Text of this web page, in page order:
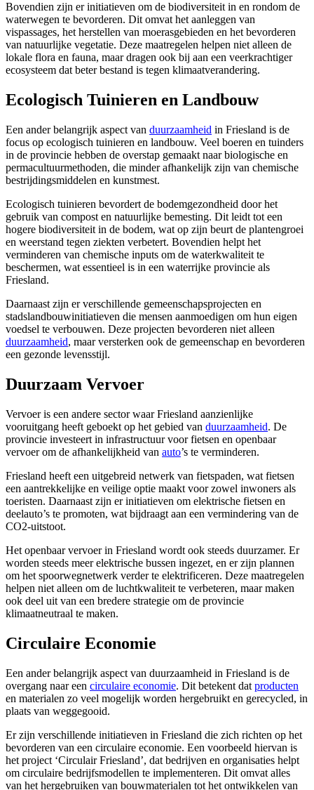
Bovendien zijn er initiatieven om de biodiversiteit in en rondom de
waterwegen te bevorderen. Dit omvat het aanleggen van
vispassages, het herstellen van moerasgebieden en het bevorderen
van natuurlijke vegetatie. Deze maatregelen helpen niet alleen de
lokale flora en fauna, maar dragen ook bij aan een veerkrachtiger
ecosysteem dat beter bestand is tegen klimaatverandering.
Ecologisch Tuinieren en Landbouw
Een ander belangrijk aspect van duurzaamheid in Friesland is de
focus op ecologisch tuinieren en landbouw. Veel boeren en tuinders
in de provincie hebben de overstap gemaakt naar biologische en
permacultuurmethoden, die minder afhankelijk zijn van chemische
bestrijdingsmiddelen en kunstmest.
Ecologisch tuinieren bevordert de bodemgezondheid door het
gebruik van compost en natuurlijke bemesting. Dit leidt tot een
hogere biodiversiteit in de bodem, wat op zijn beurt de plantengroei
en weerstand tegen ziekten verbetert. Bovendien helpt het
verminderen van chemische inputs om de waterkwaliteit te
beschermen, wat essentieel is in een waterrijke provincie als
Friesland.
Daarnaast zijn er verschillende gemeenschapsprojecten en
stadslandbouwinitiatieven die mensen aanmoedigen om hun eigen
voedsel te verbouwen. Deze projecten bevorderen niet alleen
duurzaamheid, maar versterken ook de gemeenschap en bevorderen
een gezonde levensstijl.
Duurzaam Vervoer
Vervoer is een andere sector waar Friesland aanzienlijke
vooruitgang heeft geboekt op het gebied van duurzaamheid. De
provincie investeert in infrastructuur voor fietsen en openbaar
vervoer om de afhankelijkheid van auto’s te verminderen.
Friesland heeft een uitgebreid netwerk van fietspaden, wat fietsen
een aantrekkelijke en veilige optie maakt voor zowel inwoners als
toeristen. Daarnaast zijn er initiatieven om elektrische fietsen en
deelauto’s te promoten, wat bijdraagt aan een vermindering van de
CO2-uitstoot.
Het openbaar vervoer in Friesland wordt ook steeds duurzamer. Er
worden steeds meer elektrische bussen ingezet, en er zijn plannen
om het spoorwegnetwerk verder te elektrificeren. Deze maatregelen
helpen niet alleen om de luchtkwaliteit te verbeteren, maar maken
ook deel uit van een bredere strategie om de provincie
klimaatneutraal te maken.
Circulaire Economie
Een ander belangrijk aspect van duurzaamheid in Friesland is de
overgang naar een circulaire economie. Dit betekent dat producten
en materialen zo veel mogelijk worden hergebruikt en gerecycled, in
plaats van weggegooid.
Er zijn verschillende initiatieven in Friesland die zich richten op het
bevorderen van een circulaire economie. Een voorbeeld hiervan is
het project ‘Circulair Friesland’, dat bedrijven en organisaties helpt
om circulaire bedrijfsmodellen te implementeren. Dit omvat alles
van het hergebruiken van bouwmaterialen tot het ontwikkelen van